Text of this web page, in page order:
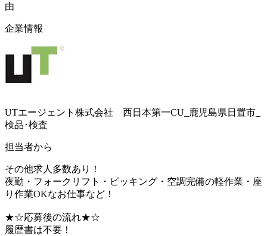
由
企業情報
UTエージェント株式会社 西日本第一CU_鹿児島県日置市_
検品･検査
担当者から
その他求人多数あり！
夜勤・フォークリフト・ピッキング・空調完備の軽作業・座
り作業OKなお仕事など！
★☆応募後の流れ★☆
履歴書は不要！